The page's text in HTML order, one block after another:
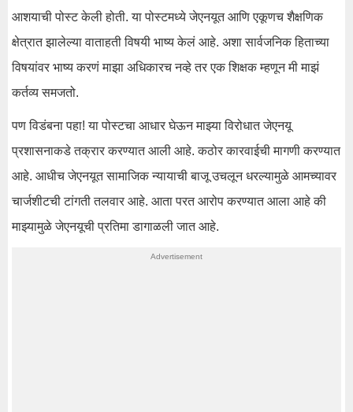
आशयाची पोस्ट केली होती. या पोस्टमध्ये जेएनयूत आणि एकूणच शैक्षणिक
क्षेत्रात झालेल्या वाताहती विषयी भाष्य केलं आहे. अशा सार्वजनिक हिताच्या
विषयांवर भाष्य करणं माझा अधिकारच नव्हे तर एक शिक्षक म्हणून मी माझं
कर्तव्य समजतो.
पण विडंबना पहा! या पोस्टचा आधार घेऊन माझ्या विरोधात जेएनयू
प्रशासनाकडे तक्रार करण्यात आली आहे. कठोर कारवाईची मागणी करण्यात
आहे. आधीच जेएनयूत सामाजिक न्यायाची बाजू उचलून धरल्यामुळे आमच्यावर
चार्जशीटची टांगती तलवार आहे. आता परत आरोप करण्यात आला आहे की
माझ्यामुळे जेएनयूची प्रतिमा डागाळली जात आहे.